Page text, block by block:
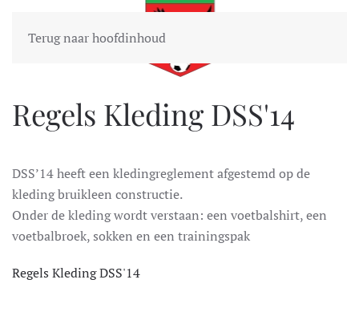
Terug naar hoofdinhoud
Regels Kleding DSS'14
DSS’14 heeft een kledingreglement afgestemd op de
kleding bruikleen constructie.
Onder de kleding wordt verstaan: een voetbalshirt, een
voetbalbroek, sokken en een trainingspak
Regels Kleding DSS'14